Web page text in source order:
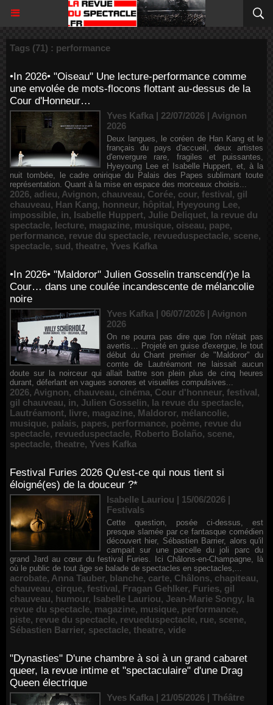
Tags (71) : performance
•In 2026• "Oiseau" Une lecture-performance comme
une envolée de mots-flocons flottant au-dessus de la
Cour d'Honneur…
Yves Kafka | 22/07/2026 | Avignon
2026
Deux langues, le coréen de Han Kang et le
français du pays d'accueil, deux artistes
d'envergure rare, fragiles et puissantes,
Hyeyoung Lee et Isabelle Huppert, et, à la
nuit tombée, le cadre onirique du Palais des Papes sublimant toute
représentation. Quant à la mise en espace des morceaux choisis...
2026, adieu, Avignon, chauveau, Corée, cour, festival, gil
chauveau, Han Kang, honneur, hôpital, Hyeyoung Lee,
impossible, in, Isabelle Huppert, Julie Deliquet, la revue du
spectacle, lecture, magazine, musique, oiseau, pape,
performance, revue du spectacle, revueduspectacle, scene,
spectacle, sud, theatre, Yves Kafka
•In 2026• "Maldoror" Julien Gosselin transcend(r)e la
Cour… dans une coulée incandescente de mélancolie
noire
Yves Kafka | 06/07/2026 | Avignon
2026
On ne pourra pas dire que l'on n'était pas
avertis… Projeté en guise d'exergue, le tout
début du Chant premier de "Maldoror" du
comte de Lautréamont ne laissait aucun
doute sur la noirceur qui allait battre son plein plus de cinq heures
durant, déferlant en vagues sonores et visuelles compulsives...
2026, Avignon, chauveau, cinéma, Cour d'honneur, festival,
gil chauveau, in, Julien Gosselin, la revue du spectacle,
Lautréamont, livre, magazine, Maldoror, mélancolie,
musique, palais, papes, performance, poème, revue du
spectacle, revueduspectacle, Roberto Bolaño, scene,
spectacle, theatre, Yves Kafka
Festival Furies 2026 Qu'est-ce qui nous tient si
éloigné(es) de la douceur ?*
Isabelle Lauriou | 15/06/2026 |
Festivals
Cette question, posée ci-dessus, est
presque slamée par ce fantasque comédien
découvert hier, Sébastien Barrier, alors qu'il
campait sur une parcelle du joli parc du
grand Jard au cœur du festival Furies. Ici Châlons-en-Champagne, là
où le public de tout âge se balade de spectacles en spectacles,...
acrobate, Anna Tauber, blanche, carte, Châlons, chapiteau,
chauveau, cirque, festival, Fragan Gehlker, Furies, gil
chauveau, humour, Isabelle Lauriou, Jean-Marie Songy, la
revue du spectacle, magazine, musique, performance,
piste, revue du spectacle, revueduspectacle, rue, scene,
Sébastien Barrier, spectacle, theatre, vide
"Dynasties" D'une chambre à soi à un grand cabaret
queer, la revue intime et "spectaculaire" d'une Drag
Queen électrique
Yves Kafka | 21/05/2026 | Théâtre